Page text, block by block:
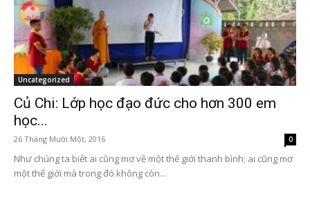
Uncategorized
Củ Chi: Lớp học đạo đức cho hơn 300 em
học...
26 Tháng Mười Một, 2016 0
Như chúng ta biết ai cũng mơ về một thế giới thanh bình; ai cũng mơ
một thế giới mà trong đó không còn...